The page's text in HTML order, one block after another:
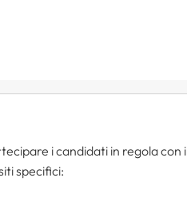
i candidati in regola con i
specifici: